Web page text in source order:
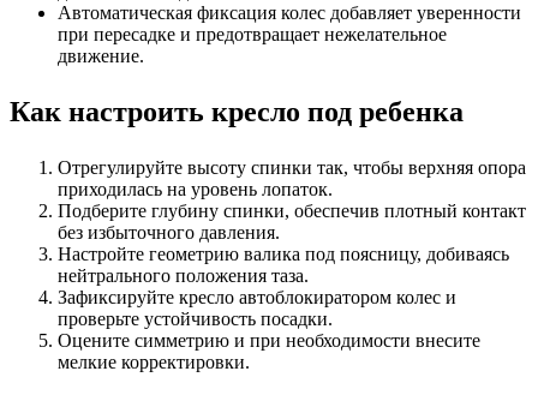
Автоматическая фиксация колес добавляет уверенности
при пересадке и предотвращает нежелательное
движение.
Как настроить кресло под ребенка
Отрегулируйте высоту спинки так, чтобы верхняя опора
приходилась на уровень лопаток.
Подберите глубину спинки, обеспечив плотный контакт
без избыточного давления.
Настройте геометрию валика под поясницу, добиваясь
нейтрального положения таза.
Зафиксируйте кресло автоблокиратором колес и
проверьте устойчивость посадки.
Оцените симметрию и при необходимости внесите
мелкие корректировки.